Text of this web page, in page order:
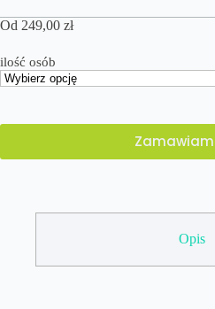
Od 249,00 zł
ilość osób
Zamawiam
Opis